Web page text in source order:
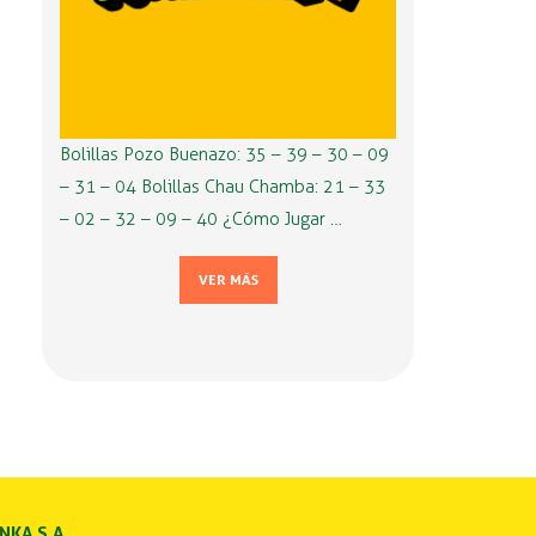
Bolillas Pozo Buenazo: 35 – 39 – 30 – 09
– 31 – 04 Bolillas Chau Chamba: 21 – 33
– 02 – 32 – 09 – 40 ¿Cómo Jugar …
VER MÁS